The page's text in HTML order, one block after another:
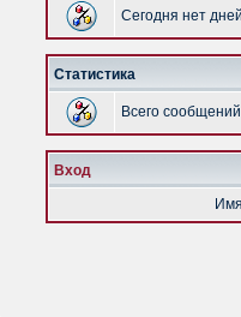
Сегодня нет
Статистика
Всего
Вход